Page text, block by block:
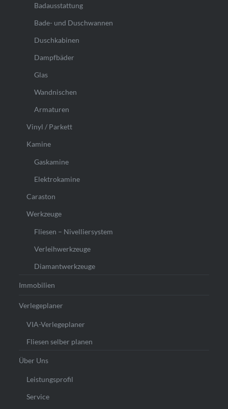
Badausstattung
Bade- und Duschwannen
Duschkabinen
Dampfbäder
Glas
Wandnischen
Armaturen
Vinyl / Parkett
Kamine
Gaskamine
Elektrokamine
Caraston
Werkzeuge
Fliesen – Nivelliersystem
Verleihwerkzeuge
Diamantwerkzeuge
Immobilien
Verlegeplaner
VIA-Verlegeplaner
Fliesen selber planen
Über Uns
Leistungsprofil
Service